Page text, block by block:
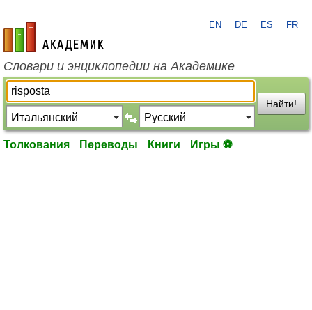
academic.ru
EN DE ES FR
Словари и энциклопедии на Академике
Найти!
Толкования Переводы Книги Игры ⚽